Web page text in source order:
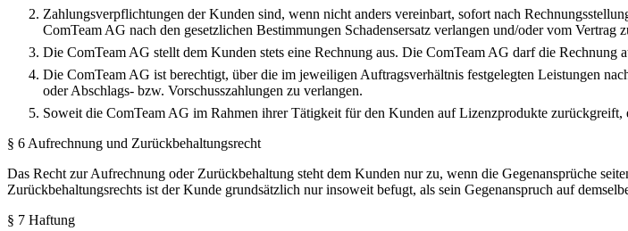
Zahlungsverpflichtungen der Kunden sind, wenn nicht anders vereinbart, sofort nach
ComTeam AG nach den gesetzlichen Bestimmungen Schadensersatz verlangen und/oder vom Vertrag
Die ComTeam AG stellt dem Kunden stets eine Rechnung aus. Die ComTeam AG darf die Rechnung
Die ComTeam AG ist berechtigt, über die im jeweiligen Auftragsverhältnis festgelegten Leistungen
oder Abschlags- bzw. Vorschusszahlungen zu verlangen.
Soweit die ComTeam AG im Rahmen ihrer Tätigkeit für den Kunden auf Lizenzprodukte
§ 6 Aufrechnung und Zurückbehaltungsrecht
Das Recht zur Aufrechnung oder Zurückbehaltung steht dem Kunden nur zu, wenn die Gegenansprüche
Zurückbehaltungsrechts ist der Kunde grundsätzlich nur insoweit befugt, als sein Gegenanspruch auf
§ 7 Haftung